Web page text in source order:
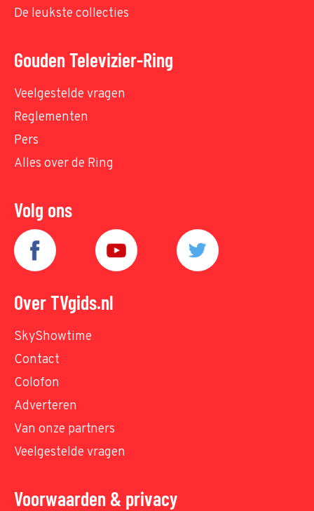
De leukste collecties
Gouden Televizier-Ring
Veelgestelde vragen
Reglementen
Pers
Alles over de Ring
Volg ons
Over TVgids.nl
SkyShowtime
Contact
Colofon
Adverteren
Van onze partners
Veelgestelde vragen
Voorwaarden & privacy